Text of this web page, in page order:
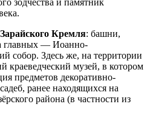
Кремля: башни,
главных — Иоанно-
собор. Здесь же, на территории
краеведческий музей, в котором
предметов декоративно-
ранее находящихся на
района (в частности из